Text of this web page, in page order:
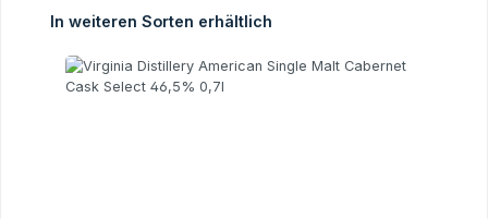
Produktgalerie überspringen
In weiteren Sorten erhältlich